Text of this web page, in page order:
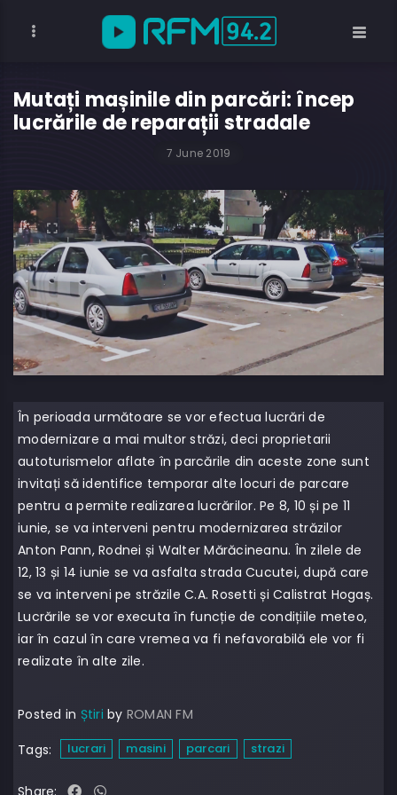
Mutați mașinile din parcări: încep
lucrările de reparații stradale
7 June 2019
În perioada următoare se vor efectua lucrări de
modernizare a mai multor străzi, deci proprietarii
autoturismelor aflate în parcările din aceste zone sunt
invitați să identifice temporar alte locuri de parcare
pentru a permite realizarea lucrărilor. Pe 8, 10 și pe 11
iunie, se va interveni pentru modernizarea străzilor
Anton Pann, Rodnei și Walter Mărăcineanu. În zilele de
12, 13 și 14 iunie se va asfalta strada Cucutei, după care
se va interveni pe străzile C.A. Rosetti și Calistrat Hogaș.
Lucrările se vor executa în funcție de condițiile meteo,
iar în cazul în care vremea va fi nefavorabilă ele vor fi
realizate în alte zile.
Posted in Știri by ROMAN FM
Tags:
lucrari masini parcari strazi
Share: